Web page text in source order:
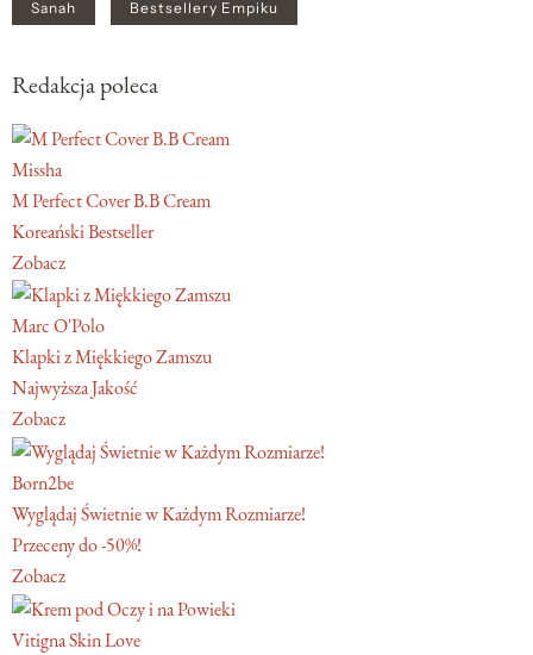
Sanah Bestsellery Empiku
Redakcja poleca
Missha
M Perfect Cover B.B Cream
Koreański Bestseller
Zobacz
Marc O'Polo
Klapki z Miękkiego Zamszu
Najwyższa Jakość
Zobacz
Born2be
Wyglądaj Świetnie w Każdym Rozmiarze!
Przeceny do -50%!
Zobacz
Vitigna Skin Love